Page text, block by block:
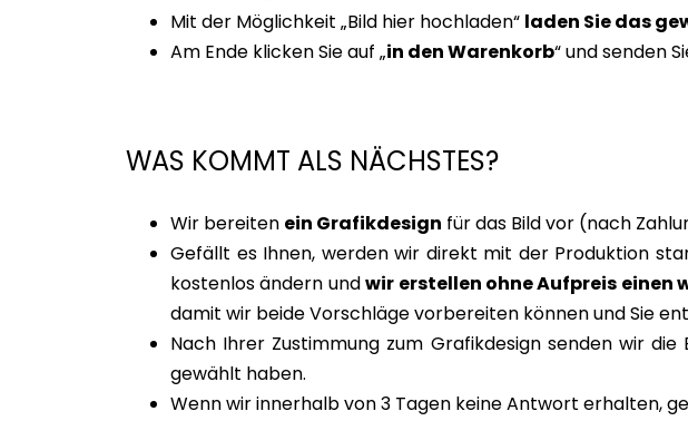
Mit der Möglichkeit „Bild hier hochladen“ laden Sie das
Am Ende klicken Sie auf „in den Warenkorb“ und senden
WAS KOMMT ALS NÄCHSTES?
Wir bereiten ein Grafikdesign für das Bild vor (nach
Gefällt es Ihnen, werden wir direkt mit der Produktion
kostenlos ändern undwir erstellen ohne Aufpreis einen
damit wir beide Vorschläge vorbereiten können und Sie
Nach Ihrer Zustimmung zum Grafikdesign senden wir
gewählt haben.
Wenn wir innerhalb von 3 Tagen keine Antwort erhalten,